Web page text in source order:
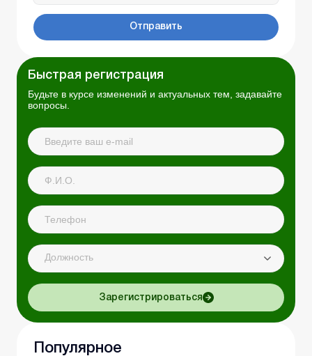
Отправить
Быстрая регистрация
Будьте в курсе изменений и актуальных тем, задавайте
вопросы.
Должность
Зарегистрироваться
Популярное